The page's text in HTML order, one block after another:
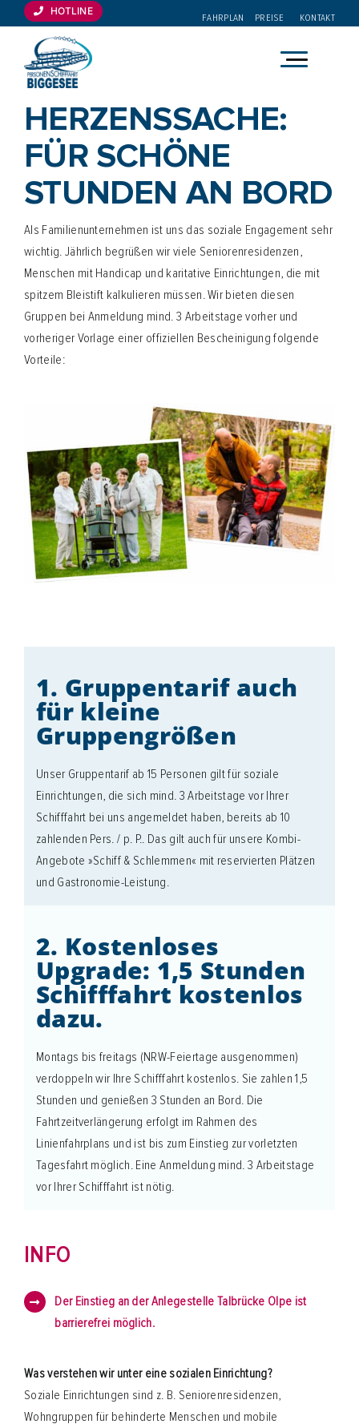
Inhalt
springen
HOTLINE
FAHRPLAN PREISE KONTAKT
HERZENSSACHE:
FÜR SCHÖNE
STUNDEN AN BORD
Als Familienunternehmen ist uns das soziale Engagement sehr
wichtig. Jährlich begrüßen wir viele Seniorenresidenzen,
Menschen mit Handicap und karitative Einrichtungen, die mit
spitzem Bleistift kalkulieren müssen. Wir bieten diesen
Gruppen bei Anmeldung mind. 3 Arbeitstage vorher und
vorheriger Vorlage einer offiziellen Bescheinigung folgende
Vorteile:
1. Gruppentarif auch
für kleine
Gruppengrößen
Unser Gruppentarif ab 15 Personen gilt für soziale
Einrichtungen, die sich mind. 3 Arbeitstage vor Ihrer
Schifffahrt bei uns angemeldet haben, bereits ab 10
zahlenden Pers. / p. P.. Das gilt auch für unsere Kombi-
Angebote »Schiff & Schlemmen« mit reservierten Plätzen
und Gastronomie-Leistung.
2. Kostenloses
Upgrade: 1,5 Stunden
Schifffahrt kostenlos
dazu.
Montags bis freitags (NRW-Feiertage ausgenommen)
verdoppeln wir Ihre Schifffahrt kostenlos. Sie zahlen 1,5
Stunden und genießen 3 Stunden an Bord. Die
Fahrtzeitverlängerung erfolgt im Rahmen des
Linienfahrplans und ist bis zum Einstieg zur vorletzten
Tagesfahrt möglich. Eine Anmeldung mind. 3 Arbeitstage
vor Ihrer Schifffahrt ist nötig.
INFO
Der Einstieg an der Anlegestelle Talbrücke Olpe ist
barrierefrei möglich.
Was verstehen wir unter eine sozialen Einrichtung?
Soziale Einrichtungen sind z. B. Seniorenresidenzen,
Wohngruppen für behinderte Menschen und mobile
Wobei dürfen wir helfen?
Direkt buchen, passende Fahrt finden oder schnell zur
Planung springen.
Tickets kaufen
Fahrplan prüfen
Preise ansehen
Eventkalender
Events an Bord
Gruppenangebote
Planung & Service
Schnellkontakt